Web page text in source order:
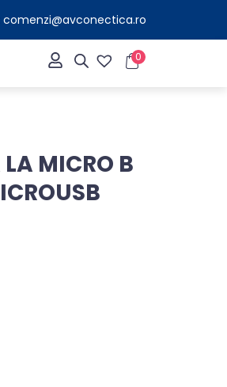
comenzi@avconectica.ro
0
MICRO B